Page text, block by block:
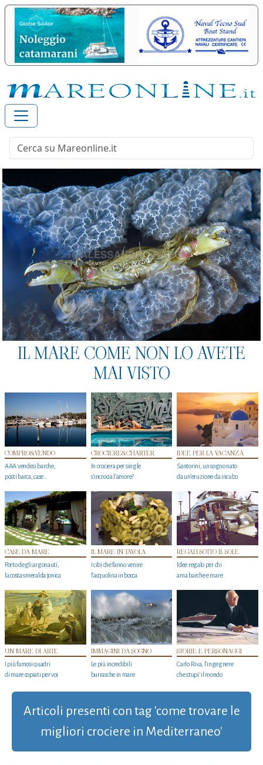
IL MARE COME NON LO AVETE
MAI VISTO
COMPRO&VENDO
AAA vendesi barche,
posti barca, case…
CROCIERE&CHARTER
In crociera per single
s'incrocia l’amore?
IDEE PER LA VACANZA
Santorini, un sogno nato
da un’eruzione da incubo
CASE DA MARE
Porto degli argonauti,
la costa smeralda jonica
IL MARE IN TAVOLA
I cibi che fanno venire
l’acquolina in bocca
REGALI SOTTO IL SOLE
Idee regalo per chi
ama barche e mare
UN MARE DI ARTE
I più famosi quadri
di mare copiati per voi
IMMAGINI DA SOGNO
Le più incredibili
burrasche in mare
STORIE E PERSONAGGI
Carlo Riva, l’ingegnere
che stupi' il mondo
Articoli presenti con tag 'come trovare le
migliori crociere in Mediterraneo'